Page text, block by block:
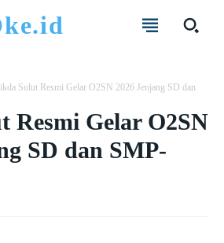
Sulut Resmi Gelar O2SN 2026 Jenjang SD dan
Resmi Gelar O2SN
SD dan SMP-